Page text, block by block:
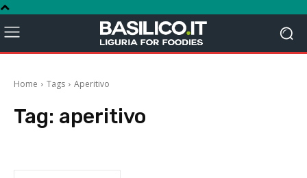
Home Tags Aperitivo
Tag: aperitivo